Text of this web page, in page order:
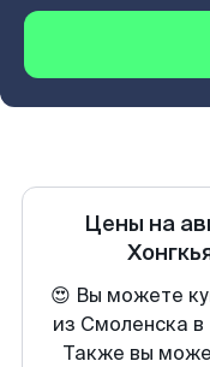
Цены на
😍 Вы можете
из Смоленска
Также вы